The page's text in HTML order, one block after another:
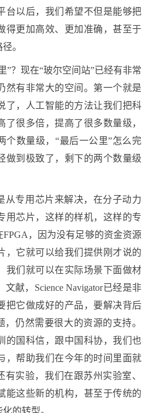
台以后，我们希望不但是能够把
得更加高效、更加准确，甚至于
。
”？现在“玻尔空间站”已经有非常
然有非常大的空间。第一个就是
了，人工智能的方法让我们把科
了很多倍，提高了很多数量级，
个数量级，“最后一公里”怎么完
做到极致了，剩下的两个数量级
从专用芯片来解决，在分子动力
用芯片，这样的样机，这样的专
，因为没有足够的资金资源
，它就可以给我们提供刚才说的
我们就可以在实际场景下面做材
献，Science Navigator已经是非
把它做成好的产品，要解决背后
仍然需要很大的资源的支持。
的国科信，跟中国科协，我们也
，帮助我们在今年的时间里面就
有实验，我们在跟苏州实验室、
能这些新的机构，甚至于传统的